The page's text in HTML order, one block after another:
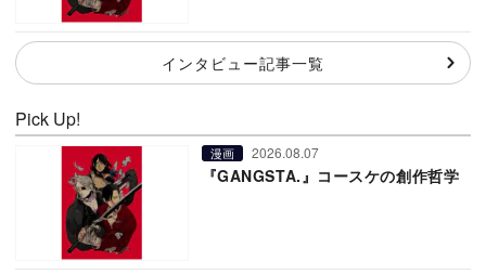
インタビュー記事一覧
Pick Up!
漫画 2026.08.07
『GANGSTA.』コースケの創作哲学